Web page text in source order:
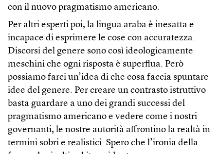
con il nuovo pragmatismo americano.
Per altri esperti poi, la lingua araba è inesatta e
incapace di esprimere le cose con accuratezza.
Discorsi del genere sono così ideologicamente
meschini che ogni risposta è superflua. Però
possiamo farci un’idea di che cosa faccia spuntare
idee del genere. Per creare un contrasto istruttivo
basta guardare a uno dei grandi successi del
pragmatismo americano e vedere come i nostri
governanti, le nostre autorità affrontino la realtà in
termini sobri e realistici. Spero che l’ironia della